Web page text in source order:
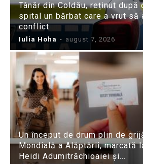
Tânăr din Coldău, reținut după
spital un bărbat care a vrut să
conflict
Iulia Hoha - august 7, 2026
Un început de drum plin de
Mondială a Alăptării, marcată
Heidi Adumitrăchioaiei și...